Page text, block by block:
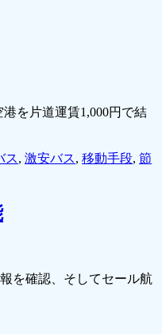
を片道運賃1,000円で結
ス, 激安バス, 移動手段, 節
を確認、そしてセール航